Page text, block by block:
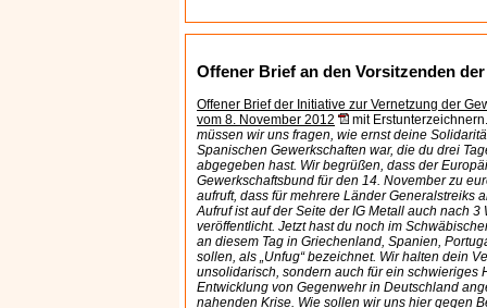
Offener Brief an den Vorsitzenden
Offener Brief der Initiative zur Vernetzung der
vom 8. November 2012
mit
müssen wir uns fragen, wie ernst deine
Spanischen Gewerkschaften war, die du drei
abgegeben hast. Wir begrüßen, dass der
Gewerkschaftsbund für den 14. November zu
aufruft, dass für mehrere Länder Generalstreiks
Aufruf ist auf der Seite der IG Metall auch nach 3
veröffentlicht. Jetzt hast du noch im
an diesem Tag in Griechenland, Spanien,
sollen, als „Unfug“ bezeichnet. Wir halten dein
unsolidarisch, sondern auch für ein schwieriges
Entwicklung von Gegenwehr in Deutschland
nahenden Krise. Wie sollen wir uns hier gegen